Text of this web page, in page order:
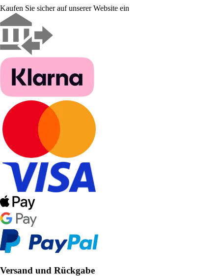
Kaufen Sie sicher auf unserer Website ein
Versand und Rückgabe